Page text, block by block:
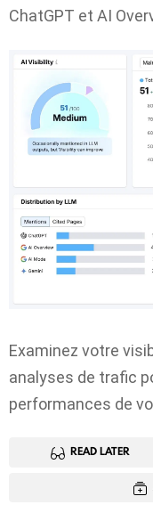
ChatGPT et AI
Examinez votre
analyses de trafic
performances de
READ LATER